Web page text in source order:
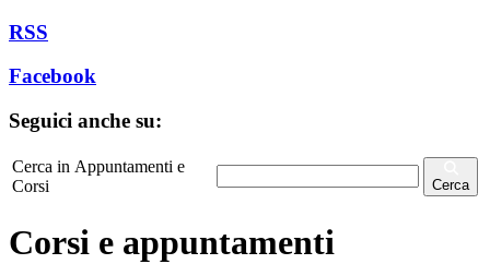
RSS
Facebook
Seguici anche su:
Cerca in Appuntamenti e
Corsi
Cerca
Corsi e appuntamenti